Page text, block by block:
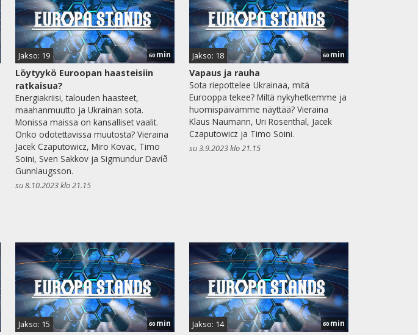
Jakso: 19 60min
Löytyykö Euroopan haasteisiin
ratkaisua?
Energiakriisi, talouden haasteet,
maahanmuutto ja Ukrainan sota.
Monissa maissa on kansalliset vaalit.
Onko odotettavissa muutosta? Vieraina
Jacek Czaputowicz, Miro Kovac, Timo
Soini, Sven Sakkov ja Sigmundur Davíð
Gunnlaugsson.
su 8.10.2023 klo 21.15
Jakso: 18 60min
Vapaus ja rauha
Sota riepottelee Ukrainaa, mitä
Eurooppa tekee? Miltä nykyhetkemme ja
huomispäivämme näyttää? Vieraina
Klaus Naumann, Uri Rosenthal, Jacek
Czaputowicz ja Timo Soini.
su 3.9.2023 klo 21.15
Jakso: 15 60min Jakso: 14 60min